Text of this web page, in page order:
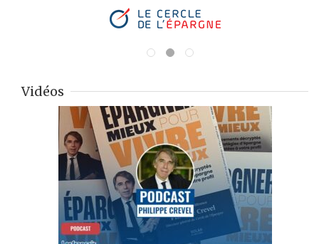
Vidéos